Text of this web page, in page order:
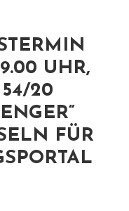
UHR,
20
FÜR